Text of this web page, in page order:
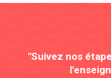
"Suivez nos